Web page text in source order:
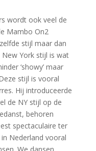
wordt ook veel de
Mambo On2
stijl maar dan
York stijl is wat
‘showy’ maar
stijl is vooral
Hij introduceerde
de NY stijl op de
behoren
spectaculaire ter
Nederland vooral